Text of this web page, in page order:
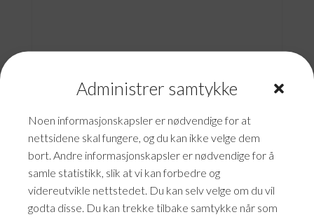
Administrer samtykke
Noen informasjonskapsler er nødvendige for at
nettsidene skal fungere, og du kan ikke velge dem
bort. Andre informasjonskapsler er nødvendige for å
samle statistikk, slik at vi kan forbedre og
videreutvikle nettstedet. Du kan selv velge om du vil
godta disse. Du kan trekke tilbake samtykke når som